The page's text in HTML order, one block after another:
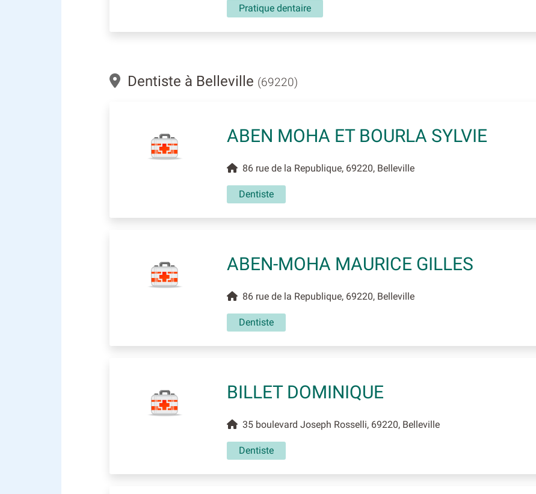
Pratique dentaire
Dentiste à Belleville (69220)
ABEN MOHA ET BOURLA SYLVIE
86 rue de la Republique, 69220, Belleville
Dentiste
ABEN-MOHA MAURICE GILLES
86 rue de la Republique, 69220, Belleville
Dentiste
BILLET DOMINIQUE
35 boulevard Joseph Rosselli, 69220, Belleville
Dentiste